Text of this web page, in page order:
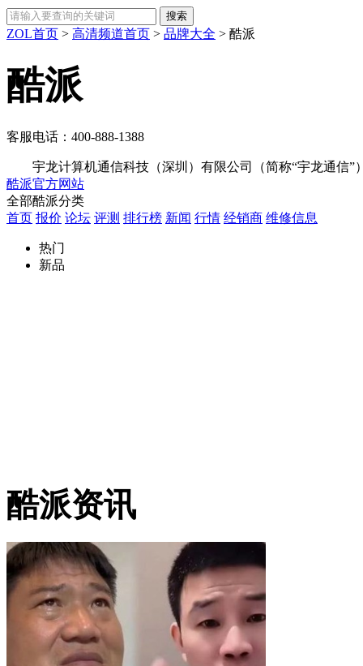
ZOL首页 > 高清频道首页 > 品牌大全 > 酷派
酷派
客服电话： 400-888-1388
宇龙计算机通信科技（深圳）有限公司（简称“宇龙通信”
酷派官方网站
全部酷派分类
首页 报价 论坛 评测 排行榜 新闻 行情 经销商 维修信息
热门
新品
酷派资讯